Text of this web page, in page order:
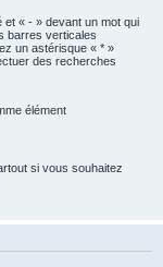
et « - » devant un mot qui
barres verticales
un astérisque « * »
des recherches
élément
si vous souhaitez